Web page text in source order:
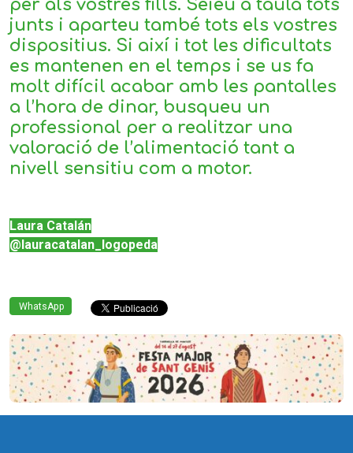
per als vostres fills. Seieu a taula tots
junts i aparteu també tots els vostres
dispositius. Si així i tot les dificultats
es mantenen en el temps i se us fa
molt difícil acabar amb les pantalles
a l’hora de dinar, busqueu un
professional per a realitzar una
valoració de l’alimentació tant a
nivell sensitiu com a motor.
Laura Catalán
@lauracatalan_logopeda
WhatsApp